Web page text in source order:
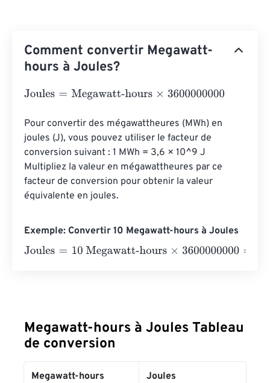
Comment convertir Megawatt-
hours à Joules?
Joules= Megawatt-hours×3600000000
Pour convertir des mégawattheures (MWh) en
joules (J), vous pouvez utiliser le facteur de
conversion suivant : 1 MWh = 3,6 × 10^9 J
Multipliez la valeur en mégawattheures par ce
facteur de conversion pour obtenir la valeur
équivalente en joules.
Exemple: Convertir 10 Megawatt-hours à Joules
Joules= 10 Megawatt-hours×3600000000=
Megawatt-hours à Joules Tableau
de conversion
Megawatt-hours Joules